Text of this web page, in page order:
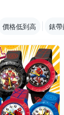
價格低到高 錶